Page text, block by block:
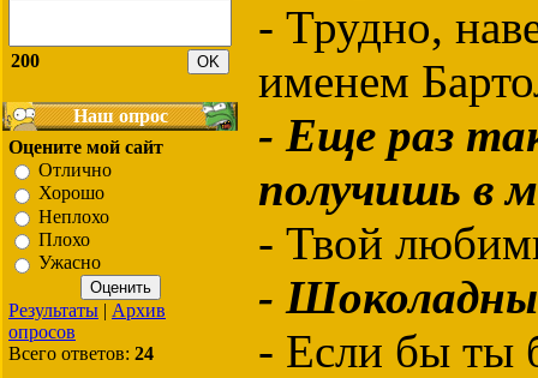
200
Наш опрос
Оцените мой сайт
Отлично
Хорошо
Неплохо
Плохо
Ужасно
Результаты | Архив
опросов
Всего ответов: 24
- Трудно,
именем
- Еще раз
получишь в
- Твой
-
- Если бы ты